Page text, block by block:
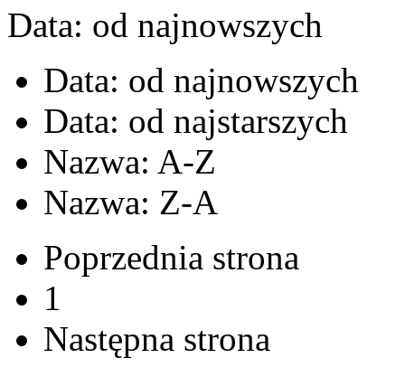
Data: od najnowszych
Data: od najnowszych
Data: od najstarszych
Nazwa: A-Z
Nazwa: Z-A
Poprzednia strona
1
Następna strona